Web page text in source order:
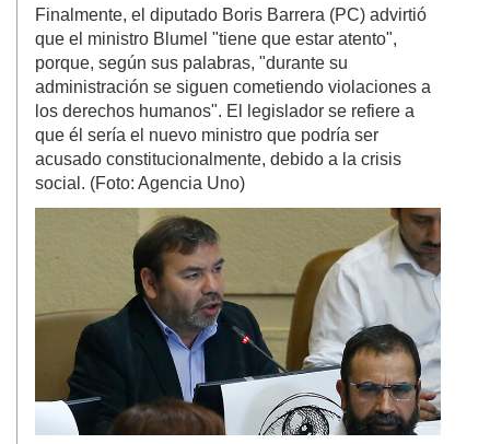
Finalmente, el diputado Boris Barrera (PC) advirtió
que el ministro Blumel "tiene que estar atento",
porque, según sus palabras, "durante su
administración se siguen cometiendo violaciones a
los derechos humanos". El legislador se refiere a
que él sería el nuevo ministro que podría ser
acusado constitucionalmente, debido a la crisis
social. (Foto: Agencia Uno)